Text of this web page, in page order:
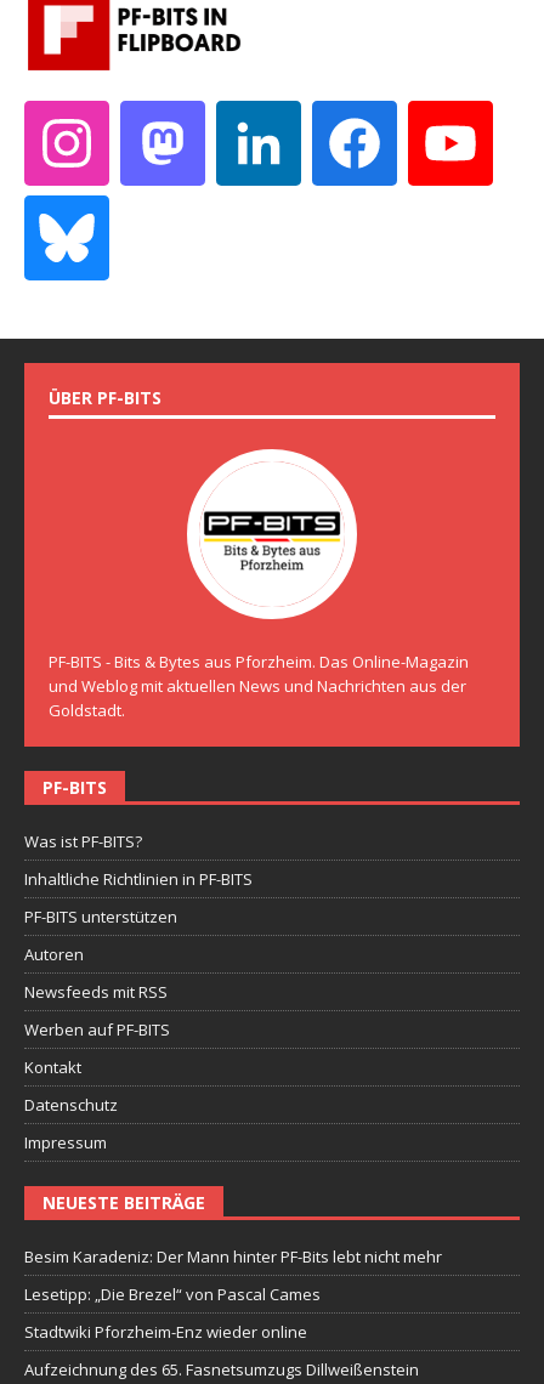
ÜBER PF-BITS
PF-BITS - Bits & Bytes aus Pforzheim. Das Online-Magazin
und Weblog mit aktuellen News und Nachrichten aus der
Goldstadt.
PF-BITS
Was ist PF-BITS?
Inhaltliche Richtlinien in PF-BITS
PF-BITS unterstützen
Autoren
Newsfeeds mit RSS
Werben auf PF-BITS
Kontakt
Datenschutz
Impressum
NEUESTE BEITRÄGE
Besim Karadeniz: Der Mann hinter PF-Bits lebt nicht mehr
Lesetipp: „Die Brezel“ von Pascal Cames
Stadtwiki Pforzheim-Enz wieder online
Aufzeichnung des 65. Fasnetsumzugs Dillweißenstein